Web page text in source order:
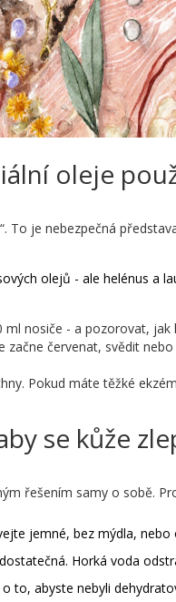
oleje
To je nebezpečná
olejů - ale helénus a
nosiče - a pozorovat,
červenat, svědit
Pokud máte těžké
se kůže
řešením samy o sobě.
jemné, bez mýdla, nebo
Horká voda
to, abyste nebyli